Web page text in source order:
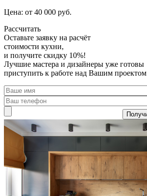
Цена: от 40 000 руб.
Рассчитать
Оставьте заявку на расчёт
стоимости кухни,
и получите скидку 10%!
Лучшие мастера и дизайнеры уже готовы
приступить к работе над Вашим проектом